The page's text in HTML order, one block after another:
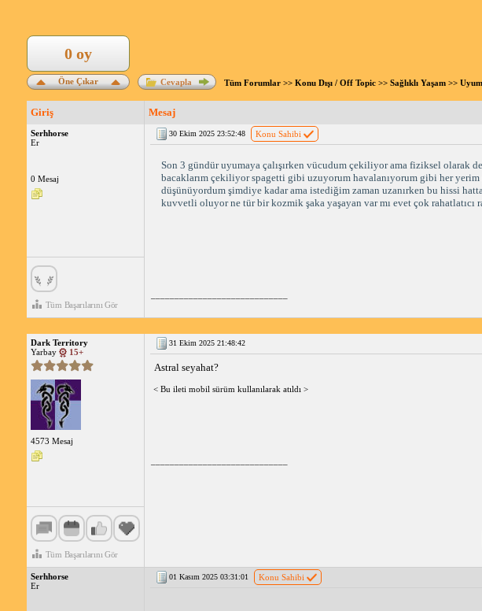
Öne Çıkar
0 oy
Cevapla Tüm Forumlar>> Konu Dışı / Off Topic>> Sağlıklı Yaşam>>
Giriş Mesaj
Serhhorse
Er
0 Mesaj
Tüm Başarılarını Gör
30 Ekim 2025 23:52:48 Konu Sahibi
Son 3 gündür uyumaya çalışırken vücudum çekiliyor ama fiziksel olarak
bacaklarım çekiliyor spagetti gibi uzuyorum havalanıyorum gibi her yerim
düşünüyordum şimdiye kadar ama istediğim zaman uzanırken bu hissi
kuvvetli oluyor ne tür bir kozmik şaka yaşayan var mı evet çok rahatlatıcı
Dark Territory
Yarbay
15+
4573 Mesaj
Tüm Başarılarını Gör
31 Ekim 2025 21:48:42
Astral seyahat?
< Bu ileti mobil sürüm kullanılarak atıldı >
Serhhorse
Er
01 Kasım 2025 03:31:01 Konu Sahibi